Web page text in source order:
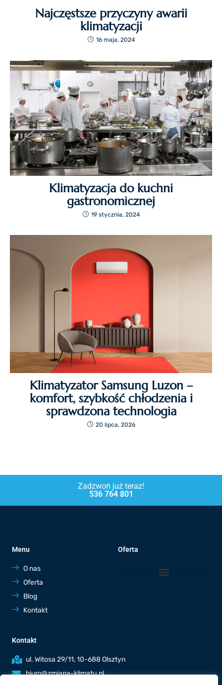
Najczęstsze przyczyny awarii
klimatyzacji
16 maja, 2024
Klimatyzacja do kuchni
gastronomicznej
19 stycznia, 2024
Klimatyzator Samsung Luzon –
komfort, szybkość chłodzenia i
sprawdzona technologia
20 lipca, 2026
Zadzwoń już teraz!
536 764 801
Menu
O nas
Oferta
Blog
Kontakt
Oferta
Kontakt
ul. Witosa 29/11, 10-688 Olsztyn
biuro@zmiana-klimatu.pl